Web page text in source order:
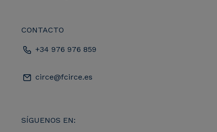
CONTACTO
+34 976 976 859
circe@fcirce.es
SÍGUENOS EN: